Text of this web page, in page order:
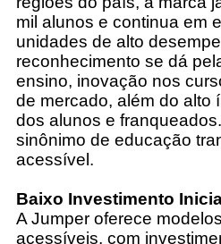
mil alunos e continua em
unidades de alto
reconhecimento se dá
ensino, inovação nos
de mercado, além do alto
dos alunos e
sinônimo de educação
acessível.
Baixo Investimento
A Jumper oferece
acessíveis, com